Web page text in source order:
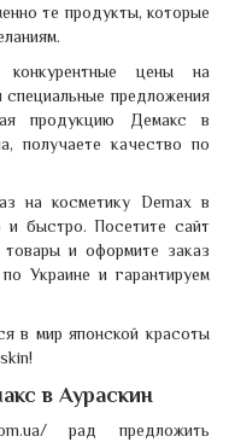
те продукты, которые
цены на
специальные предложения
продукцию Демакс в
получаете качество по
на косметику Demax в
и быстро. Посетите сайт
и оформите заказ
Украине и гарантируем
в мир японской красоты
в Аураскин
рад предложить